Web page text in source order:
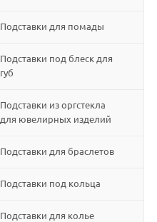
Подставки для помады
Подставки под блеск для
губ
Подставки из оргстекла
для ювелирных изделий
Подставки для браслетов
Подставки под кольца
Подставки для колье